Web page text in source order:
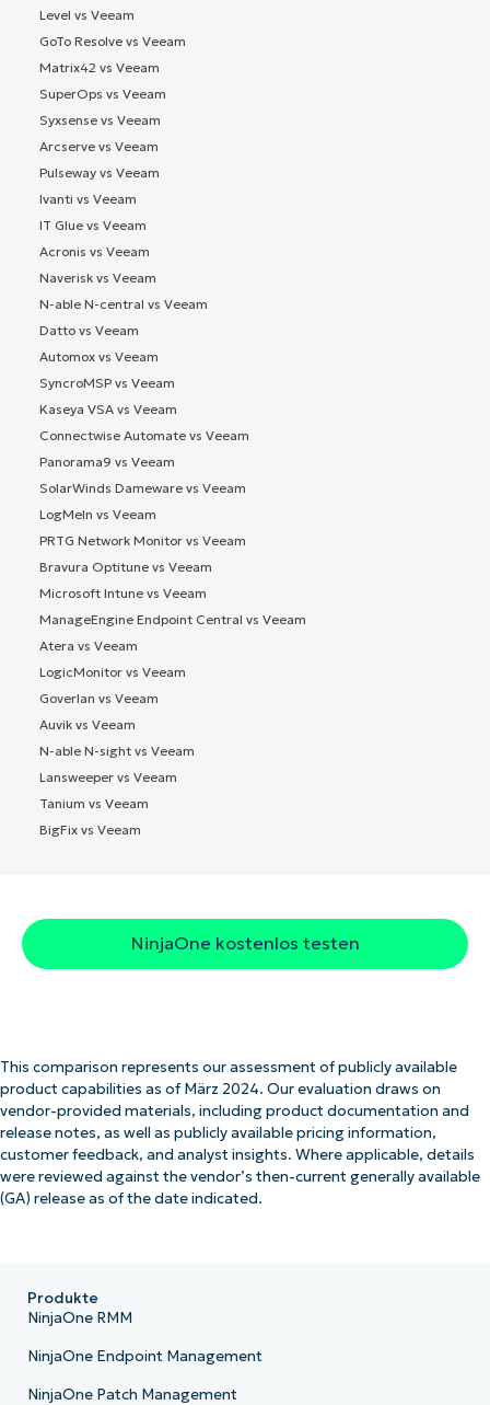
Level vs Veeam
GoTo Resolve vs Veeam
Matrix42 vs Veeam
SuperOps vs Veeam
Syxsense vs Veeam
Arcserve vs Veeam
Pulseway vs Veeam
Ivanti vs Veeam
IT Glue vs Veeam
Acronis vs Veeam
Naverisk vs Veeam
N-able N-central vs Veeam
Datto vs Veeam
Automox vs Veeam
SyncroMSP vs Veeam
Kaseya VSA vs Veeam
Connectwise Automate vs Veeam
Panorama9 vs Veeam
SolarWinds Dameware vs Veeam
LogMeIn vs Veeam
PRTG Network Monitor vs Veeam
Bravura Optitune vs Veeam
Microsoft Intune vs Veeam
ManageEngine Endpoint Central vs Veeam
Atera vs Veeam
LogicMonitor vs Veeam
Goverlan vs Veeam
Auvik vs Veeam
N-able N-sight vs Veeam
Lansweeper vs Veeam
Tanium vs Veeam
BigFix vs Veeam
NinjaOne kostenlos testen
This comparison represents our assessment of publicly available
product capabilities as of März 2024. Our evaluation draws on
vendor-provided materials, including product documentation and
release notes, as well as publicly available pricing information,
customer feedback, and analyst insights. Where applicable, details
were reviewed against the vendor’s then-current generally available
(GA) release as of the date indicated.
Produkte
NinjaOne RMM
NinjaOne Endpoint Management
NinjaOne Patch Management